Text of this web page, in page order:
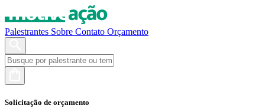
Palestrantes Sobre Contato Orçamento
Solicitação de orçamento